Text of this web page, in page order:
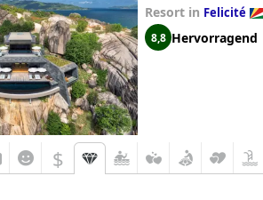
Resort in Felicité
8,8 Hervorragend
$